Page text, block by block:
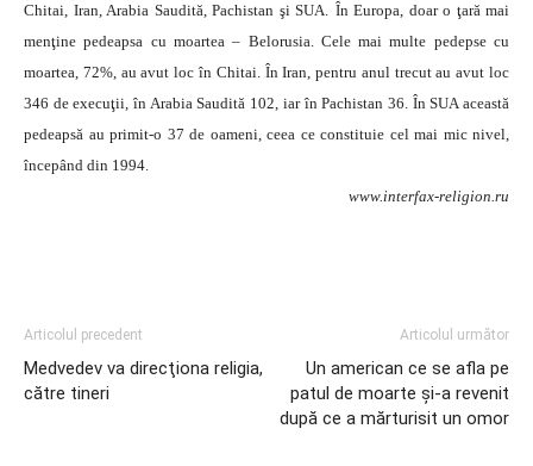
Chitai, Iran, Arabia Saudită, Pachistan şi SUA. În Europa, doar o ţară mai
menţine pedeapsa cu moartea – Belorusia. Cele mai multe pedepse cu
moartea, 72%, au avut loc în Chitai. În Iran, pentru anul trecut au avut loc
346 de execuţii, în Arabia Saudită 102, iar în Pachistan 36. În SUA această
pedeapsă au primit-o 37 de oameni, ceea ce constituie cel mai mic nivel,
începând din 1994.
www.interfax-religion.ru
Articolul precedent
Medvedev va direcţiona religia,
către tineri
Articolul următor
Un american ce se afla pe
patul de moarte şi-a revenit
după ce a mărturisit un omor